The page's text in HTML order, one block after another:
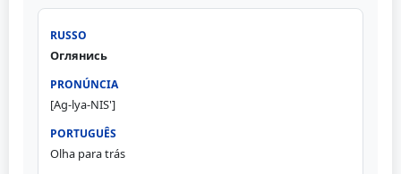
Оглянись
[Ag-lya-NIS']
Olha para trás